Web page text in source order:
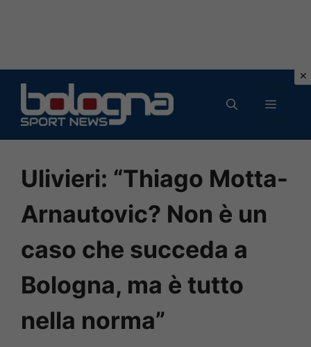
contenuto
MENU
Ulivieri: “Thiago Motta-
Arnautovic? Non è un
caso che succeda a
Bologna, ma è tutto
nella norma”